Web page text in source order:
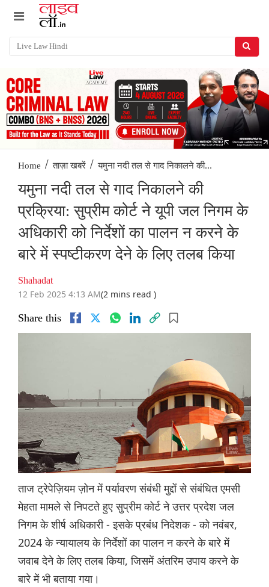
Home / ताज़ा खबरें / यमुना नदी तल से गाद निकालने की...
यमुना नदी तल से गाद निकालने की
प्रक्रिया: सुप्रीम कोर्ट ने यूपी जल निगम के
अधिकारी को निर्देशों का पालन न करने के
बारे में स्पष्टीकरण देने के लिए तलब किया
Shahadat
12 Feb 2025 4:13 AM(2 mins read )
Share this
ताज ट्रेपेज़ियम ज़ोन में पर्यावरण संबंधी मुद्दों से संबंधित एमसी
मेहता मामले से निपटते हुए सुप्रीम कोर्ट ने उत्तर प्रदेश जल
निगम के शीर्ष अधिकारी - इसके प्रबंध निदेशक - को नवंबर,
2024 के न्यायालय के निर्देशों का पालन न करने के बारे में
जवाब देने के लिए तलब किया, जिसमें अंतरिम उपाय करने के
बारे में भी बताया गया।